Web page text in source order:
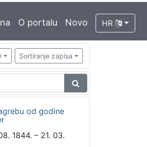
O portalu Novo HR
Sortiranje zapisa
od godine
1844. – 21. 03.